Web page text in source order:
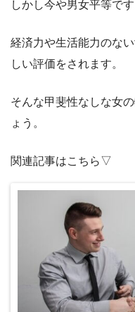
しかし今や男女平等です
経済力や生活能力のな
しい評価をされます。
そんな甲斐性なしな女
ょう。
関連記事はこちら▽